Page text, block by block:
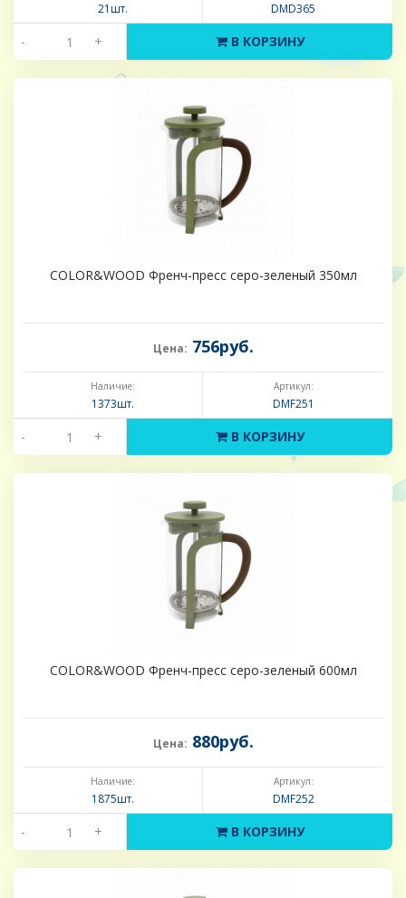
21шт. DMD365
- + В КОРЗИНУ
COLOR&WOOD Френч-пресс серо-зеленый 350мл
Цена: 756руб.
Наличие:
1373шт.
Артикул:
DMF251
- + В КОРЗИНУ
COLOR&WOOD Френч-пресс серо-зеленый 600мл
Цена: 880руб.
Наличие:
1875шт.
Артикул:
DMF252
- + В КОРЗИНУ